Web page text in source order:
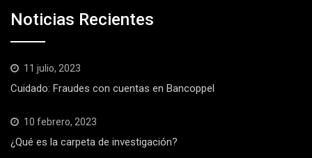
Noticias Recientes
11 julio, 2023
Cuidado: Fraudes con cuentas en Bancoppel
10 febrero, 2023
¿Qué es la carpeta de investigación?